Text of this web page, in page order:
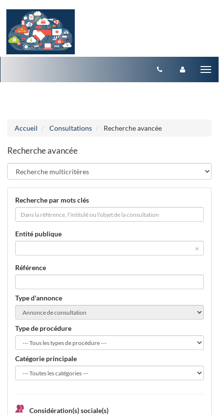
Accueil Consultations Recherche avancée
Recherche avancée
Recherche par mots clés
Entité publique
×
Référence
Type d'annonce
Type de procédure
Catégorie principale
Considération(s) sociale(s)